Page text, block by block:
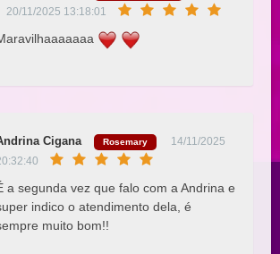
20/11/2025 13:18:01
Cigana Rosemary
14/11/2025
a segunda vez que falo com a Andrina e
indico o atendimento dela, é
muito bom!!